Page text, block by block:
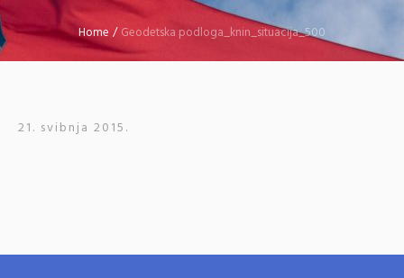
Home /Geodetska podloga_knin_situacija_500
21. svibnja 2015.